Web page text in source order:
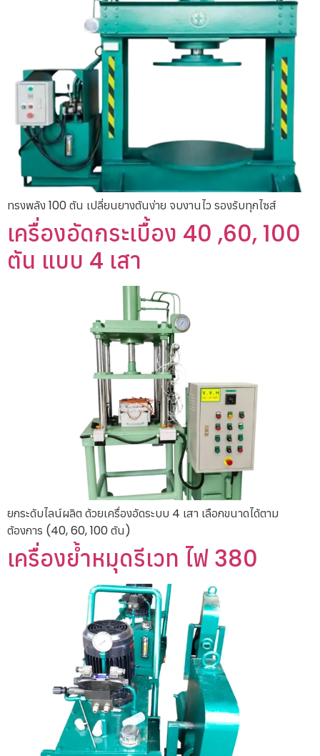
ทรงพลัง 100 ตัน เปลี่ยนยางตันง่าย จบงานไว รองรับทุกไซส์
เครื่องอัดกระเบื้อง 40 ,60, 100
ตัน แบบ 4 เสา
ยกระดับไลน์ผลิต ด้วยเครื่องอัดระบบ 4 เสา เลือกขนาดได้ตาม
ต้องการ (40, 60, 100 ตัน)
เครื่องย้ำหมุดรีเวท ไฟ 380